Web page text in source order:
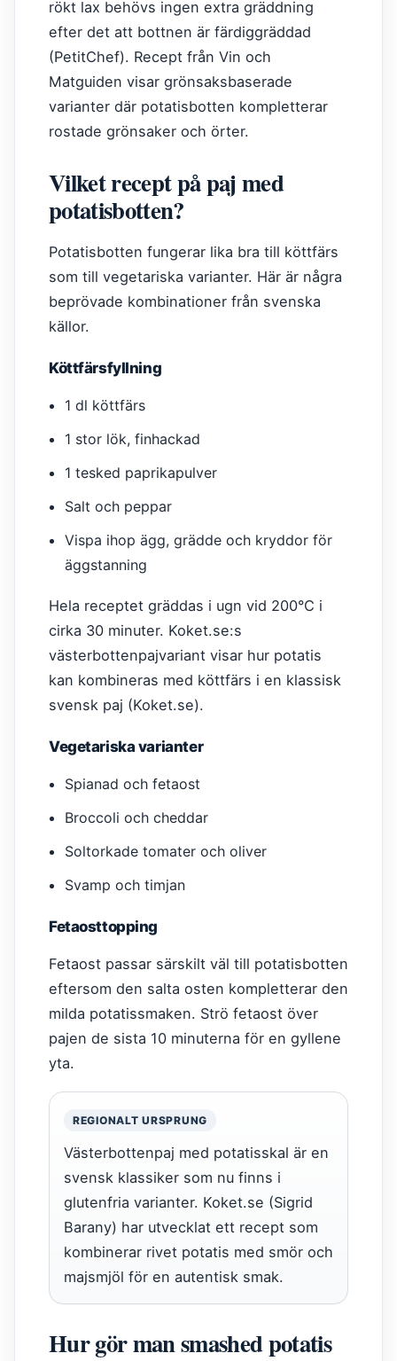
rökt lax behövs ingen extra gräddning
efter det att bottnen är färdiggräddad
(PetitChef). Recept från Vin och
Matguiden visar grönsaksbaserade
varianter där potatisbotten kompletterar
rostade grönsaker och örter.
Vilket recept på paj med
potatisbotten?
Potatisbotten fungerar lika bra till köttfärs
som till vegetariska varianter. Här är några
beprövade kombinationer från svenska
källor.
Köttfärsfyllning
1 dl köttfärs
1 stor lök, finhackad
1 tesked paprikapulver
Salt och peppar
Vispa ihop ägg, grädde och kryddor för
äggstanning
Hela receptet gräddas i ugn vid 200°C i
cirka 30 minuter. Koket.se:s
västerbottenpajvariant visar hur potatis
kan kombineras med köttfärs i en klassisk
svensk paj (Koket.se).
Vegetariska varianter
Spianad och fetaost
Broccoli och cheddar
Soltorkade tomater och oliver
Svamp och timjan
Fetaosttopping
Fetaost passar särskilt väl till potatisbotten
eftersom den salta osten kompletterar den
milda potatissmaken. Strö fetaost över
pajen de sista 10 minuterna för en gyllene
yta.
REGIONALT URSPRUNG
Västerbottenpaj med potatisskal är en
svensk klassiker som nu finns i
glutenfria varianter. Koket.se (Sigrid
Barany) har utvecklat ett recept som
kombinerar rivet potatis med smör och
majsmjöl för en autentisk smak.
Hur gör man smashed potatis